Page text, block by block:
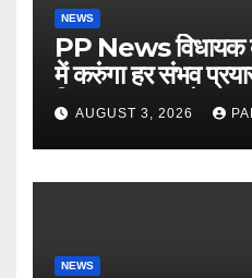
NEWS
PP News विधायक
में करुंगा हर संभव
किसान मजदूर चौपाल
AUGUST 3, 2026
NEWS